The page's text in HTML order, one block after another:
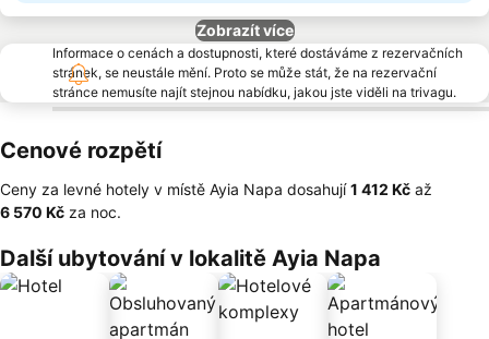
Zobrazít více
Informace o cenách a dostupnosti, které dostáváme z rezervačních
stránek, se neustále mění. Proto se může stát, že na rezervační
stránce nemusíte najít stejnou nabídku, jakou jste viděli na trivagu.
Cenové rozpětí
Ceny za levné hotely v místě Ayia Napa dosahují‎1 412 Kč až
‎6 570 Kč za noc.
Další ubytování v lokalitě Ayia Napa